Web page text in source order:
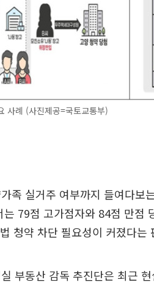
사례 (사진제공=국토교통부)
족 실거주 여부까지 들여다보
79점 고가점자와 84점 만점
청약 차단 필요성이 커졌다는
부동산 감독 추진단은 최근